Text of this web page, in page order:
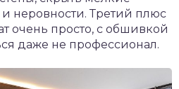
неровности. Третий плюс
очень просто, с обшивкой
даже не профессионал.